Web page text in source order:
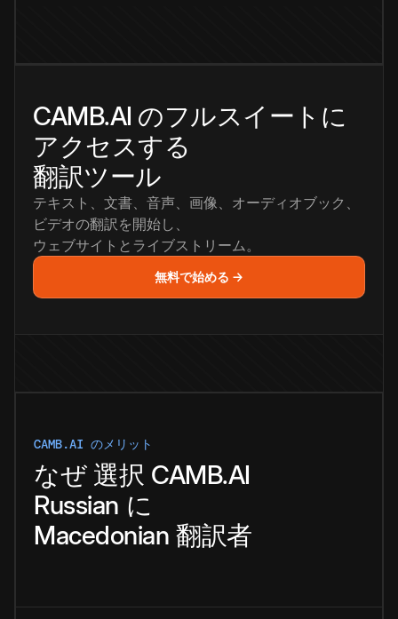
CAMB.AI のフルスイートに
アクセスする
翻訳ツール
テキスト、文書、音声、画像、オーディオブック、
ビデオの翻訳を開始し、
ウェブサイトとライブストリーム。
無料で始める →
CAMB.AI のメリット
なぜ 選択 CAMB.AI
Russian に
Macedonian 翻訳者